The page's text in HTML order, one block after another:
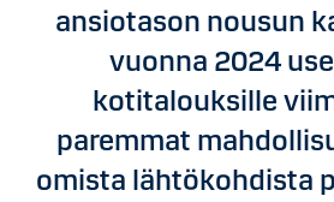
ansiotason nousun
vuonna 2024
kotitalouksille
paremmat
omista lähtökohdista